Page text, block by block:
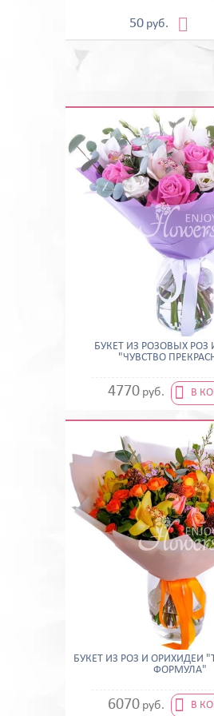
50 руб. 
БУКЕТ ИЗ РОЗОВЫХ РОЗ
"ЧУВСТВО
4770 руб.  В
БУКЕТ ИЗ РОЗ И ОРИХИДЕЙ
ФОРМУЛА"
6070 руб.  В